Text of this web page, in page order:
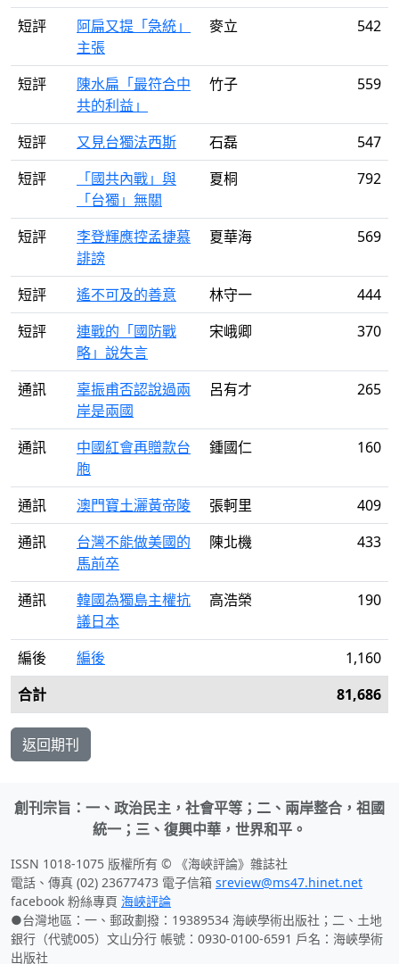
短評
阿扁又提「急統」
主張
麥立 542
短評
陳水扁「最符合中
共的利益」
竹子 559
短評 又見台獨法西斯 石磊
547
短評
「國共內戰」與
「台獨」無關
夏桐 792
短評
李登輝應控孟捷慕
誹謗
夏華海 569
短評 遙不可及的善意 林守一
444
短評
連戰的「國防戰
略」說失言
宋峨卿 370
通訊
辜振甫否認說過兩
岸是兩國
呂有才 265
通訊
中國紅會再贈款台
胞
鍾國仁 160
通訊 澳門寶土灑黃帝陵 張軻里
409
通訊
台灣不能做美國的
馬前卒
陳北機 433
通訊
韓國為獨島主權抗
議日本
高浩榮 190
編後 編後
1,160
合計
81,686
返回期刊
創刊宗旨：一、政治民主，社會平等；二、兩岸整合，祖國
統一；三、復興中華，世界和平。
ISSN 1018-1075 版權所有 © 《海峽評論》雜誌社
電話、傳真 (02) 23677473 電子信箱 sreview@ms47.hinet.net
facebook 粉絲專頁 海峽評論
●台灣地區：一、郵政劃撥：19389534 海峽學術出版社；二、土地
銀行（代號005）文山分行 帳號：0930-0100-6591 戶名：海峽學術
出版社